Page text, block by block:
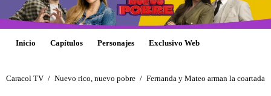
Inicio Capítulos Personajes Exclusivo Web
Caracol TV / Nuevo rico, nuevo pobre / Fernanda y Mateo arman la coartada